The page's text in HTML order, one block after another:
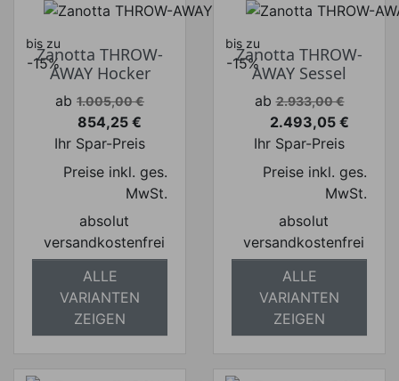
bis zu
-15%
Zanotta THROW-
AWAY Hocker
Verkaufspreis
ab 1.005,00 €
Preis
854,25 €
Ihr Spar-Preis
Preise inkl. ges.
MwSt.
absolut
versandkostenfrei
ALLE
VARIANTEN
ZEIGEN
bis zu
-15%
Zanotta THROW-
AWAY Sessel
Verkaufspreis
ab 2.933,00 €
Preis
2.493,05 €
Ihr Spar-Preis
Preise inkl. ges.
MwSt.
absolut
versandkostenfrei
ALLE
VARIANTEN
ZEIGEN